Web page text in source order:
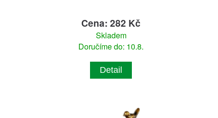
Cena: 282 Kč
Skladem
Doručíme do: 10.8.
Detail